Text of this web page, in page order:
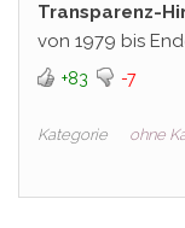
Transparenz-
von 1979 bis
+83 -7
Kategorie ohne